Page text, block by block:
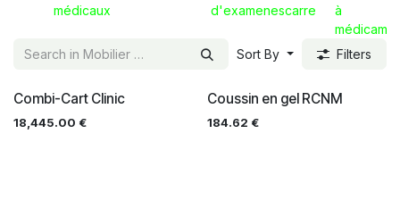
médicaux
d'examenescarre
à
Sort By
Filters
Combi-Cart Clinic
18,445.00 €
Coussin en gel RCNM
184.62 €